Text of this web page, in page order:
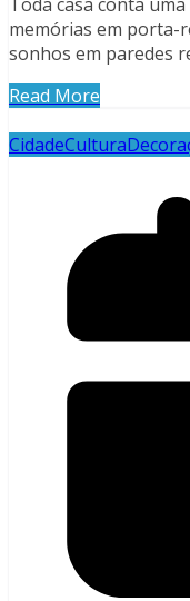
memórias em porta-
sonhos em paredes
Read More
CidadeCultura